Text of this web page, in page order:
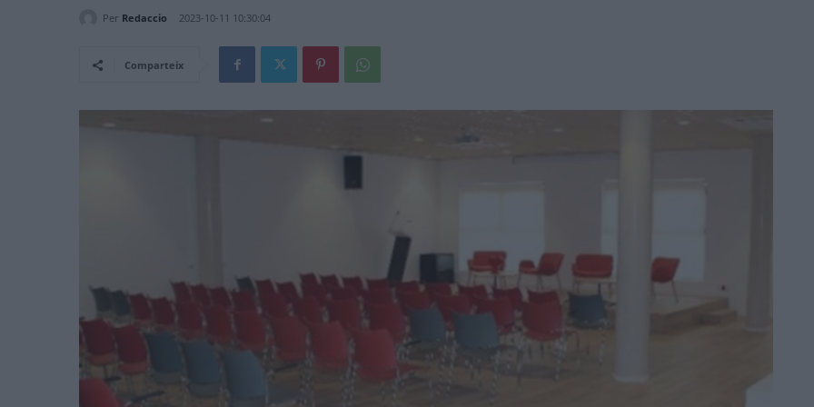
Per Redaccio 2023-10-11 10:30:04
Comparteix